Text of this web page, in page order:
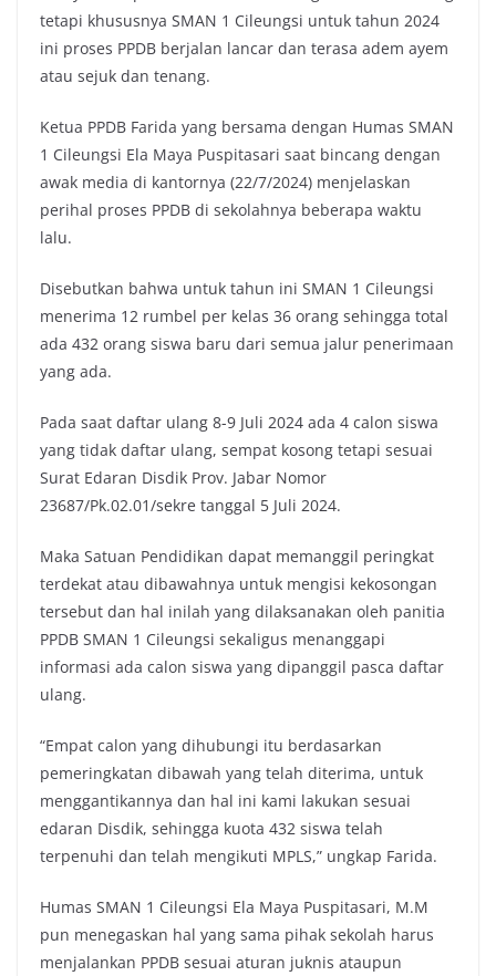
tetapi khususnya SMAN 1 Cileungsi untuk tahun 2024
ini proses PPDB berjalan lancar dan terasa adem ayem
atau sejuk dan tenang.
Ketua PPDB Farida yang bersama dengan Humas SMAN
1 Cileungsi Ela Maya Puspitasari saat bincang dengan
awak media di kantornya (22/7/2024) menjelaskan
perihal proses PPDB di sekolahnya beberapa waktu
lalu.
Disebutkan bahwa untuk tahun ini SMAN 1 Cileungsi
menerima 12 rumbel per kelas 36 orang sehingga total
ada 432 orang siswa baru dari semua jalur penerimaan
yang ada.
Pada saat daftar ulang 8-9 Juli 2024 ada 4 calon siswa
yang tidak daftar ulang, sempat kosong tetapi sesuai
Surat Edaran Disdik Prov. Jabar Nomor
23687/Pk.02.01/sekre tanggal 5 Juli 2024.
Maka Satuan Pendidikan dapat memanggil peringkat
terdekat atau dibawahnya untuk mengisi kekosongan
tersebut dan hal inilah yang dilaksanakan oleh panitia
PPDB SMAN 1 Cileungsi sekaligus menanggapi
informasi ada calon siswa yang dipanggil pasca daftar
ulang.
“Empat calon yang dihubungi itu berdasarkan
pemeringkatan dibawah yang telah diterima, untuk
menggantikannya dan hal ini kami lakukan sesuai
edaran Disdik, sehingga kuota 432 siswa telah
terpenuhi dan telah mengikuti MPLS,” ungkap Farida.
Humas SMAN 1 Cileungsi Ela Maya Puspitasari, M.M
pun menegaskan hal yang sama pihak sekolah harus
menjalankan PPDB sesuai aturan juknis ataupun